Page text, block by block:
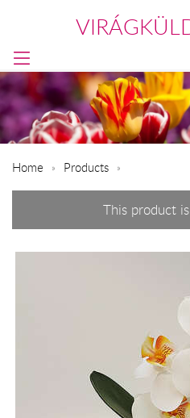
Home Products
This product